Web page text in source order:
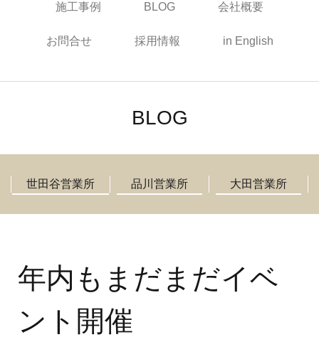
施工事例 BLOG 会社概要
お問合せ 採用情報 in English
BLOG
世田谷営業所 品川営業所 大田営業所
年内もまだまだイベ
ント開催